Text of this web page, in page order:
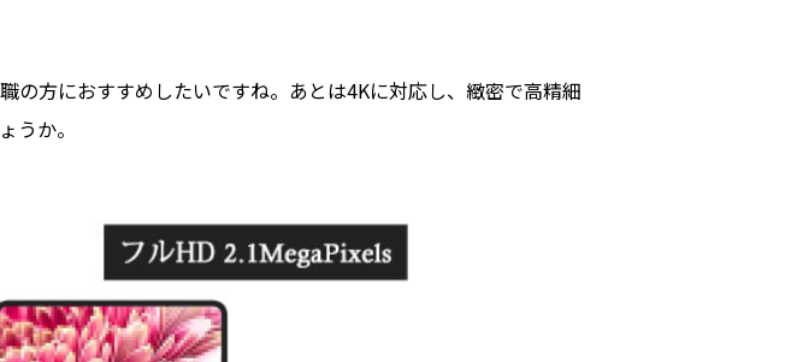
の方におすすめしたいですね。あとは4Kに対応し、緻密で高精細
うか。